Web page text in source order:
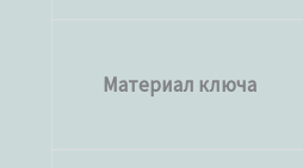
Материал ключа